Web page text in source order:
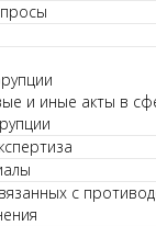
и иные акты в
с